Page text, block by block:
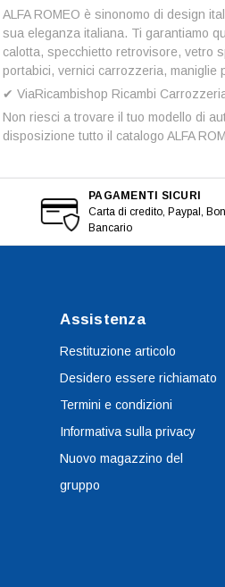
ALFA ROMEO è sinonomo di design
sua eleganza italiana. Ti garantiamo
calotta, specchietto retrovisore, vetro
portabici, vernici carrozzeria, maniglie
✔ ViaRicambishop Ricambi
Non riesci a trovare il tuo modello di
disposizione tutto il catalogo ALFA
PAGAMENTI SICURI
Carta di credito, Paypal,
Bancario
Assistenza
Restituzione articolo
Desidero essere richiamato
Termini e condizioni
Informativa sulla privacy
Nuovo magazzino del
gruppo